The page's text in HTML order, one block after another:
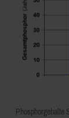
Phosphorgehalte